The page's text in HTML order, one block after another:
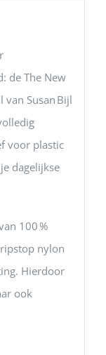
de The New
van Susan Bijl
voor plastic
dagelijkse
100 %
nylon
Hierdoor
ook